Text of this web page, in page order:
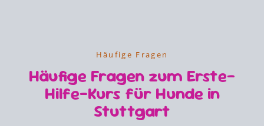
Häufige Fragen
Häufige Fragen zum Erste-
Hilfe-Kurs für Hunde in
Stuttgart